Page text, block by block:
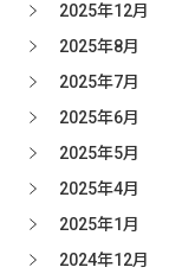
2025年12月
2025年8月
2025年7月
2025年6月
2025年5月
2025年4月
2025年1月
2024年12月